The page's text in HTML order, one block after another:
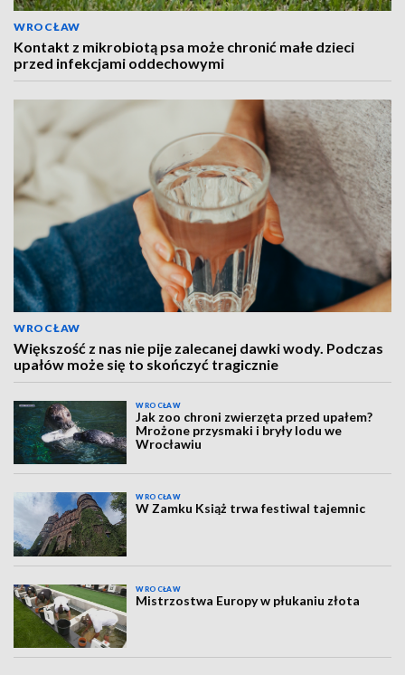
WROCŁAW
Kontakt z mikrobiotą psa może chronić małe dzieci
przed infekcjami oddechowymi
WROCŁAW
Większość z nas nie pije zalecanej dawki wody. Podczas
upałów może się to skończyć tragicznie
WROCŁAW
Jak zoo chroni zwierzęta przed upałem?
Mrożone przysmaki i bryły lodu we
Wrocławiu
WROCŁAW
W Zamku Książ trwa festiwal tajemnic
WROCŁAW
Mistrzostwa Europy w płukaniu złota